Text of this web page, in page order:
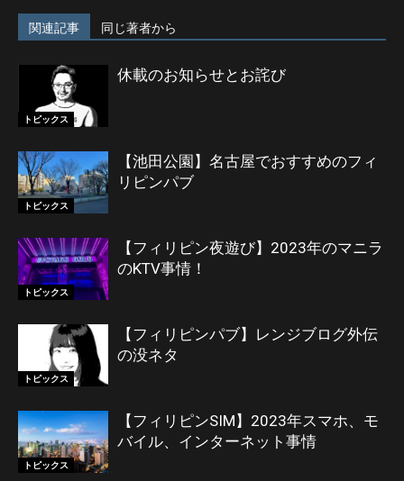
関連記事 同じ著者から
トピックス
休載のお知らせとお詫び
トピックス
【池田公園】名古屋でおすすめのフィ
リピンパブ
トピックス
【フィリピン夜遊び】2023年のマニラ
のKTV事情！
トピックス
【フィリピンパブ】レンジブログ外伝
の没ネタ
トピックス
【フィリピンSIM】2023年スマホ、モ
バイル、インターネット事情